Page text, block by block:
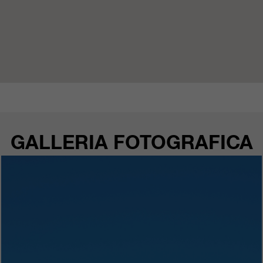
GALLERIA FOTOGRAFICA